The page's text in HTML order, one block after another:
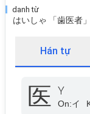
danh từ
はいしゃ 「歯医者」
Hán tự
医 Y
On:イ